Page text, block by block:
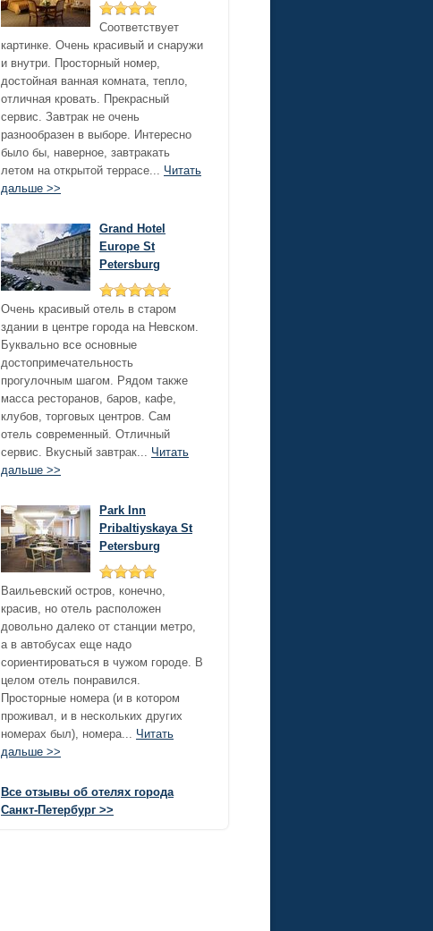
Соответствует
картинке. Очень красивый и снаружи
и внутри. Просторный номер,
достойная ванная комната, тепло,
отличная кровать. Прекрасный
сервис. Завтрак не очень
разнообразен в выборе. Интересно
было бы, наверное, завтракать
летом на открытой террасе... Читать
дальше >>
Grand Hotel
Europe St
Petersburg
Очень красивый отель в старом
здании в центре города на Невском.
Буквально все основные
достопримечательность
прогулочным шагом. Рядом также
масса ресторанов, баров, кафе,
клубов, торговых центров. Сам
отель современный. Отличный
сервис. Вкусный завтрак... Читать
дальше >>
Park Inn
Pribaltiyskaya St
Petersburg
Ваильевский остров, конечно,
красив, но отель расположен
довольно далеко от станции метро,
а в автобусах еще надо
сориентироваться в чужом городе. В
целом отель понравился.
Просторные номера (и в котором
проживал, и в нескольких других
номерах был), номера... Читать
дальше >>
Все отзывы об отелях города
Санкт-Петербург >>